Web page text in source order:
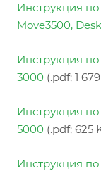
Инструкция
Move3500,
Инструкция
3000 (.pdf; 1
Инструкция
5000 (.pdf; 625
Инструкция